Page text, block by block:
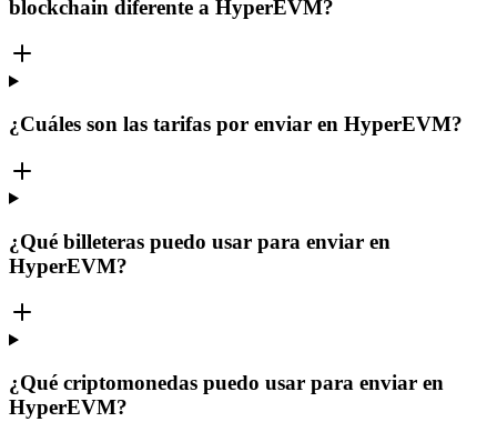
blockchain diferente a HyperEVM?
¿Cuáles son las tarifas por enviar en HyperEVM?
¿Qué billeteras puedo usar para enviar en
HyperEVM?
¿Qué criptomonedas puedo usar para enviar en
HyperEVM?